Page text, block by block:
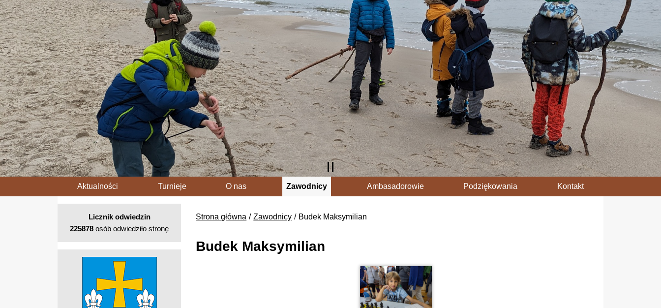
Aktualności Turnieje O nas Zawodnicy Ambasadorowie Podziękowania Kontakt
Strona główna Zawodnicy Budek Maksymilian
Budek Maksymilian
Licznik odwiedzin
225878 osób odwiedziło stronę